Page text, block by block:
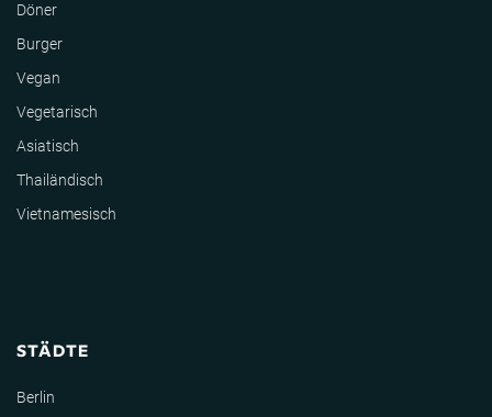
Döner
Burger
Vegan
Vegetarisch
Asiatisch
Thailändisch
Vietnamesisch
STÄDTE
Berlin